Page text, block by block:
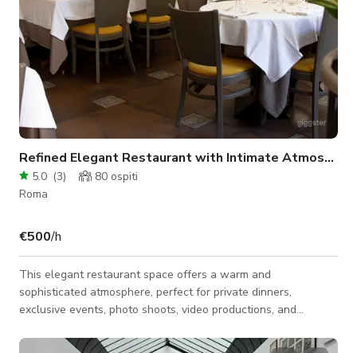
Refined Elegant Restaurant with Intimate Atmosphere
5.0 (3) 80 ospiti
Roma
€500/h
This elegant restaurant space offers a warm and
sophisticated atmosphere, perfect for private dinners,
exclusive events, photo shoots, video productions, and
tables, modern furnishings, natural lighting, and design details